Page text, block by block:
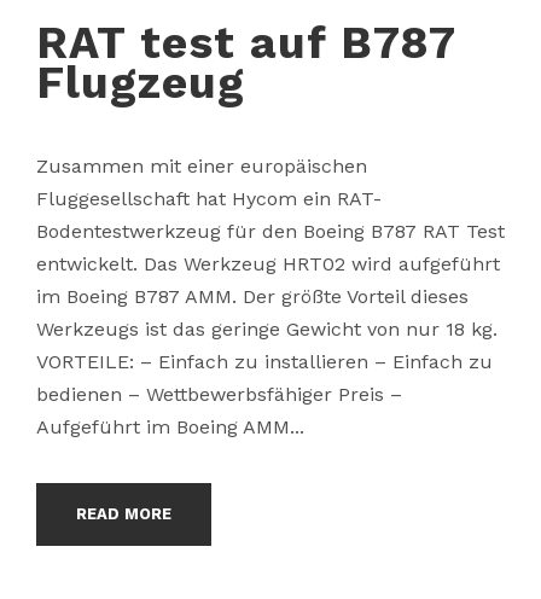
RAT test auf B787
Flugzeug
Zusammen mit einer europäischen
Fluggesellschaft hat Hycom ein RAT-
Bodentestwerkzeug für den Boeing B787 RAT Test
entwickelt. Das Werkzeug HRT02 wird aufgeführt
im Boeing B787 AMM. Der größte Vorteil dieses
Werkzeugs ist das geringe Gewicht von nur 18 kg.
VORTEILE: – Einfach zu installieren – Einfach zu
bedienen – Wettbewerbsfähiger Preis –
Aufgeführt im Boeing AMM...
READ MORE